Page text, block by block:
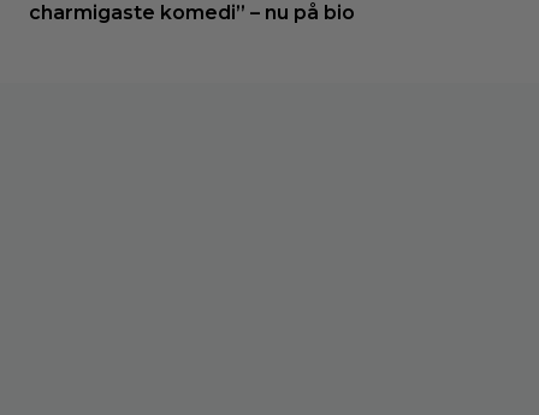
charmigaste komedi” – nu på bio